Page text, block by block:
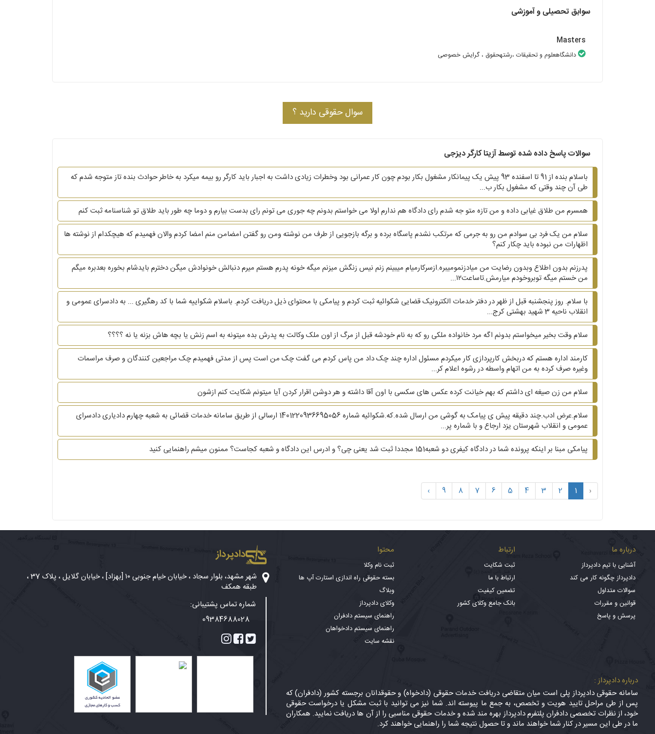
سوابق تحصیلی و آموزشی
Masters
دانشگاهعلوم و تحقیقات ،رشتهحقوق ، گرایش خصوصی
سوال حقوقی دارید ؟
سوالات پاسخ داده شده توسط آزیتا کارگر دیزجی
باسلام بنده از 91 تا اسفنده 93 پیش یک پیمانکار مشغول بکار بودم چون کار عمرانی بود وخطرات زیادی داشت به اجبار باید کارگر رو بیمه میکرد به خاطر حوادث بنده تاز متوجه شدم که
طی آن چند وقتی که مشغول بکار ب...
همسرم من طلاق غیابی داده و من تازه متو جه شدم رای دادگاه هم ندارم اولا می خواستم بدونم چه جوری می تونم رای بدست بیارم و دوما چه طور باید طلاق تو شناسنامه ثبت کنم
سلام من یک فرد بی سوادم من رو به جرمی که مرتکب نشدم پاسگاه برده و برگه بازجویی از طرف من نوشته ومن رو گفتن امضامن منم امضا کردم والان فهمیدم که هیچکدام از نوشته ها
اظهارات من نبوده باید چکار کنم؟
پدرزنم بدون اطلاع وبدون رضایت من میادزنمومیبره.ازسرکارمیام میبینم زنم نیس زنگش میزنم میگه خونه پدرم هستم میرم دنبالش خونوادش میگن دخترم بایدشام بخوره بعدبره میگم
من خستم میگه توبروخودم میارمش.تاساعت۱۲...
با سلام. روز پنجشنبه قبل از ظهر در دفتر خدمات الکترونیک قضایی شکوائیه ثبت کردم و پیامکی با محتوای ذیل دریافت کردم. باسلام شکواییه شما با کد رهگیری ... به دادسرای عمومی و
انقلاب ناحیه 3 شهید بهشتی کرج...
سلام وقت بخیر میخواستم بدونم اگه مرد خانواده ملکی رو که به نام خودشه قبل از مرگ از اون ملک وکالت به پدرش بده میتونه به اسم زنش یا بچه هاش بزنه یا نه ؟؟؟؟
کارمند اداره هستم که دربخش کارپردازی کار میکردم مسئول اداره چند چک داد من پاس کردم می گفت چک من است پس از مدتی فهمیدم چک مراجعین کنندگان و صرف مراسمات
وغیره صرف کرده به من اتهام واسطه در رشوه اعلام کر...
سلام من زن صیغه ای داشتم که بهم خیانت کرده عکس های سکسی با اون آقا داشته و هر دوشن اقرار کردن آیا میتونم شکایت کنم ازشون
سلام.عرض ادب.چند دقیقه پیش ی پیامک به گوشی من ارسال شده.که.شکوائیه شماره 1401220936695056 ارسالی از طریق سامانه خدمات قضائی به شعبه چهارم دادیاری دادسرای
عمومی و انقلاب شهرستان یزد ارجاع و با شماره پر...
پیامکی مبنا بر اینکه پرونده شما در دادگاه کیفری دو شعبه151 مجددا ثبت شد یعنی چی؟ و ادرس این دادگاه و شعبه کجاست؟ ممنون میشم راهنمایی کنید
‹
1
2
3
4
5
6
7
8
9
›
درباره ما
آشنایی با تیم دادپرداز
دادپرداز چگونه کار می کند
سوالات متداول
قوانین و مقررات
پرسش و پاسخ
ارتباط
ثبت شکایت
ارتباط با ما
تضمین کیفیت
بانک جامع وکلای کشور
محتوا
ثبت نام وکلا
بسته حقوقی راه اندازی استارت آپ ها
وبلاگ
وکلای دادپرداز
راهنمای سیستم دادفران
راهنمای سیستم دادخواهان
نقشه سایت
درباره دادپرداز :
سامانه حقوقی دادپرداز پلی است میان متقاضی دریافت خدمات حقوقی (دادخواه) و حقوقدانان برجسته کشور (دادفران) که
پس از طی مراحل تایید هویت و تخصص، به جمع ما پیوسته اند. شما نیز می توانید با ثبت مشکل یا درخواست حقوقی
خود، از نظرات تخصصی دادفران پلتفرم دادپرداز بهره مند شده و خدمات حقوقی مناسبی را از آن ها دریافت نمایید. همکاران
ما در طی این مسیر در کنار شما خواهند ماند و تا حصول نتیجه شما را راهنمایی خواهند کرد.
دادپرداز
شهر مشهد، بلوار سجاد ، خیابان خیام جنوبی ۱۰ [بهزاد] ، خیابان گلایل ، پلاک 37 ،
طبقه همکف
شماره تماس پشتیبانی:
09384688028